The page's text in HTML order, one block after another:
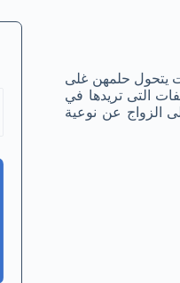
يتحول حلمهن غلى
التى تريدها في
الزواج عن نوعية